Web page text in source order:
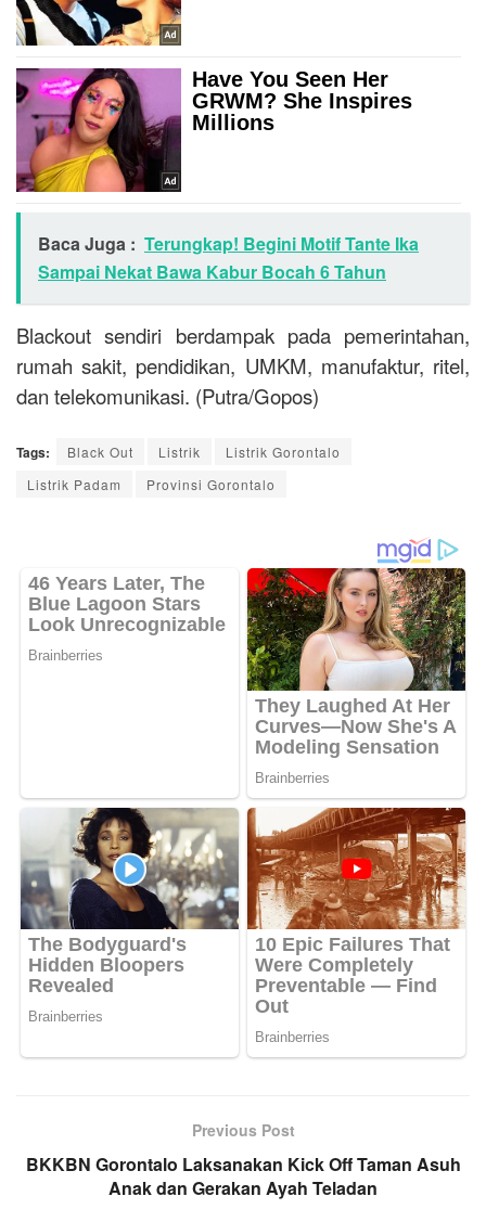
Baca Juga : Terungkap! Begini Motif Tante Ika
Sampai Nekat Bawa Kabur Bocah 6 Tahun
Blackout sendiri berdampak pada pemerintahan,
rumah sakit, pendidikan, UMKM, manufaktur, ritel,
dan telekomunikasi. (Putra/Gopos)
Tags: Black Out Listrik
Listrik Gorontalo
Listrik Padam
Provinsi Gorontalo
Previous Post
BKKBN Gorontalo Laksanakan Kick Off Taman Asuh
Anak dan Gerakan Ayah Teladan